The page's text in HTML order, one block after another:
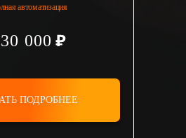
автоматизация
000
ПОДРОБНЕЕ